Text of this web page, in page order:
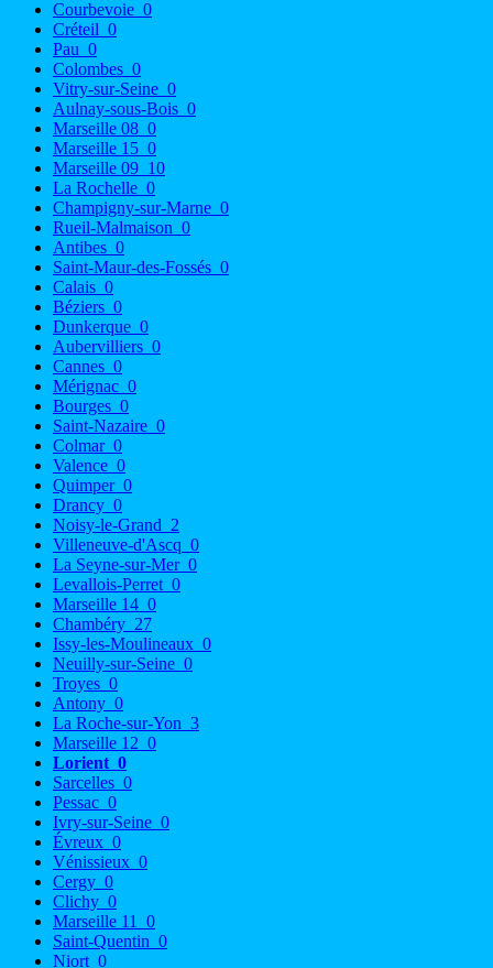
Courbevoie 0
Créteil 0
Pau 0
Colombes 0
Vitry-sur-Seine 0
Aulnay-sous-Bois 0
Marseille 08 0
Marseille 15 0
Marseille 09 10
La Rochelle 0
Champigny-sur-Marne 0
Rueil-Malmaison 0
Antibes 0
Saint-Maur-des-Fossés 0
Calais 0
Béziers 0
Dunkerque 0
Aubervilliers 0
Cannes 0
Mérignac 0
Bourges 0
Saint-Nazaire 0
Colmar 0
Valence 0
Quimper 0
Drancy 0
Noisy-le-Grand 2
Villeneuve-d'Ascq 0
La Seyne-sur-Mer 0
Levallois-Perret 0
Marseille 14 0
Chambéry 27
Issy-les-Moulineaux 0
Neuilly-sur-Seine 0
Troyes 0
Antony 0
La Roche-sur-Yon 3
Marseille 12 0
Lorient 0
Sarcelles 0
Pessac 0
Ivry-sur-Seine 0
Évreux 0
Vénissieux 0
Cergy 0
Clichy 0
Marseille 11
0
Saint-Quentin 0
Niort 0